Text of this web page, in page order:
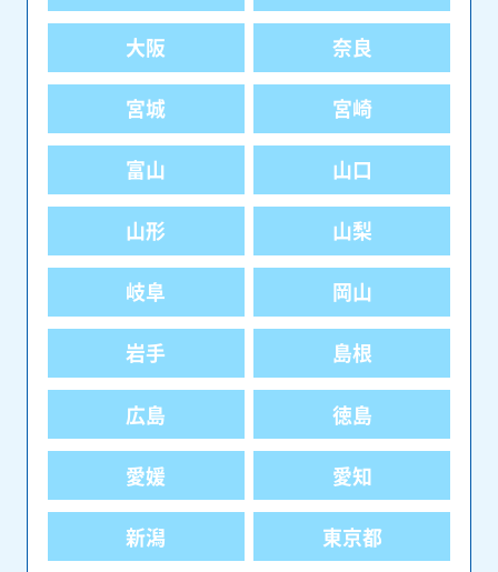
大阪 奈良
宮城 宮崎
富山 山口
山形 山梨
岐阜 岡山
岩手 島根
広島 徳島
愛媛 愛知
新潟 東京都